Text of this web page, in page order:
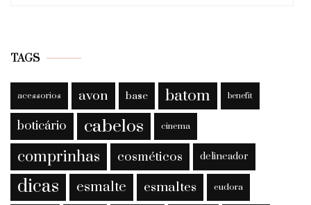
TAGS
acessorios avon base batom benefit
boticário cabelos cinema
comprinhas cosméticos delineador
dicas esmalte esmaltes eudora